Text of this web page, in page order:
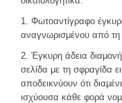
1. Φωτοαντίγραφο
αναγνωρισμένου από
2. Έγκυρη άδεια
σελίδα με τη σφραγίδα
αποδεικνύουν ότι
ισχύουσα κάθε φορά